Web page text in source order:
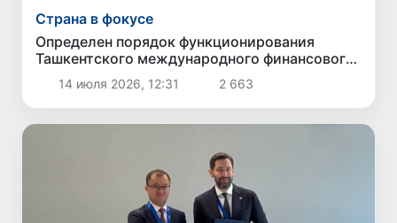
Страна в фокусе
Определен порядок функционирования
Ташкентского международного финансового
центра14 июля 2026, 12:31 2 663